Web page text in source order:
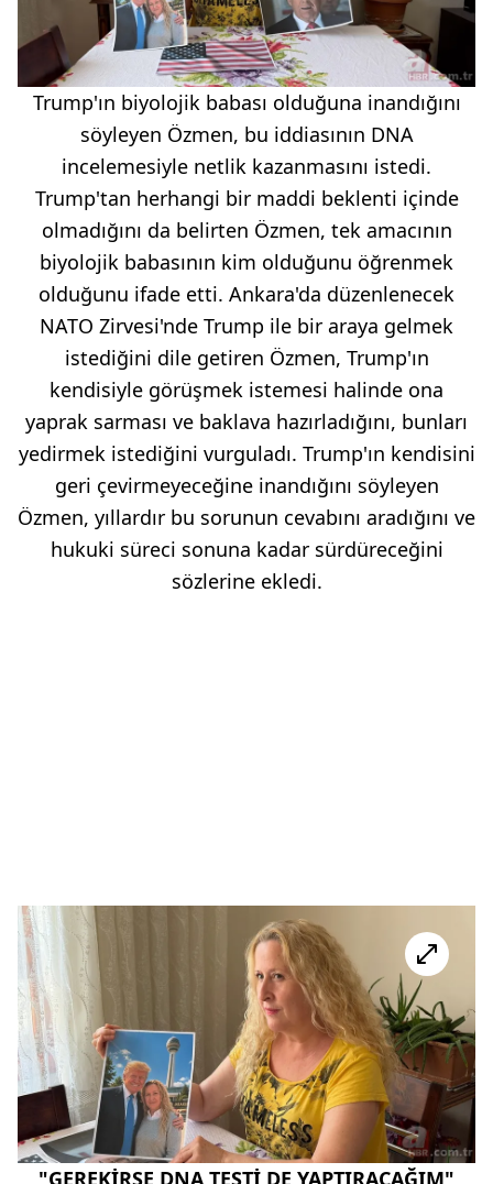
Trump'ın biyolojik babası olduğuna inandığını
söyleyen Özmen, bu iddiasının DNA
incelemesiyle netlik kazanmasını istedi.
Trump'tan herhangi bir maddi beklenti içinde
olmadığını da belirten Özmen, tek amacının
biyolojik babasının kim olduğunu öğrenmek
olduğunu ifade etti. Ankara'da düzenlenecek
NATO Zirvesi'nde Trump ile bir araya gelmek
istediğini dile getiren Özmen, Trump'ın
kendisiyle görüşmek istemesi halinde ona
yaprak sarması ve baklava hazırladığını, bunları
yedirmek istediğini vurguladı. Trump'ın kendisini
geri çevirmeyeceğine inandığını söyleyen
Özmen, yıllardır bu sorunun cevabını aradığını ve
hukuki süreci sonuna kadar sürdüreceğini
sözlerine ekledi.
"GEREKİRSE DNA TESTİ DE YAPTIRACAĞIM"